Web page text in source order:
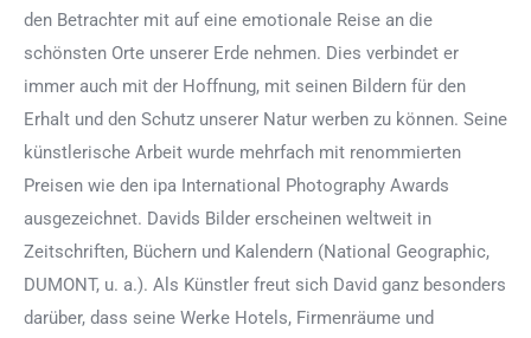
den Betrachter mit auf eine emotionale Reise an die
schönsten Orte unserer Erde nehmen. Dies verbindet er
immer auch mit der Hoffnung, mit seinen Bildern für den
Erhalt und den Schutz unserer Natur werben zu können. Seine
künstlerische Arbeit wurde mehrfach mit renommierten
Preisen wie den ipa International Photography Awards
ausgezeichnet. Davids Bilder erscheinen weltweit in
Zeitschriften, Büchern und Kalendern (National Geographic,
DUMONT, u. a.). Als Künstler freut sich David ganz besonders
darüber, dass seine Werke Hotels, Firmenräume und